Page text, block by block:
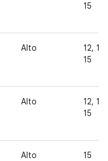
15
Alto
12,
15
Alto
12,
15
Alto 15